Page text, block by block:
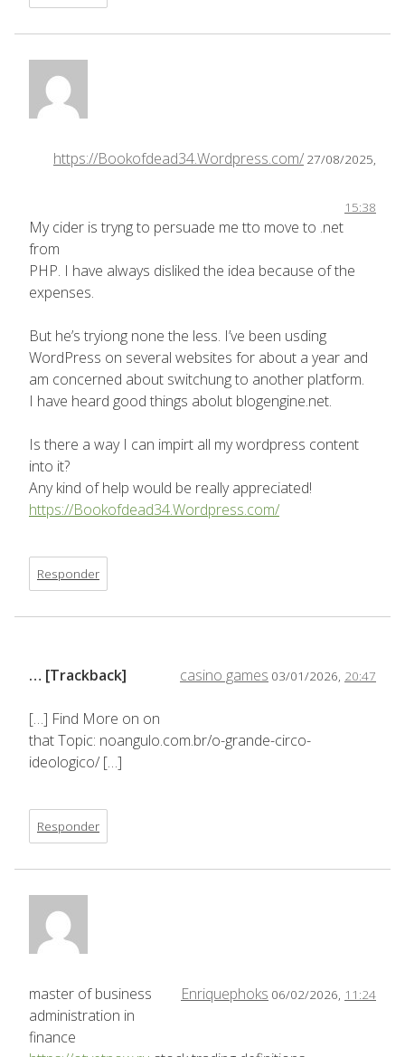
https://Bookofdead34.Wordpress.com/ 27/08/2025,
15:38
My cider is tryng to persuade me tto move to .net
from
PHP. I have always disliked the idea because of the
expenses.
But he’s tryiong none the less. I’ve been usding
WordPress on several websites for about a year and
am concerned about switchung to another platform.
I have heard good things abolut blogengine.net.
Is there a way I can impirt all my wordpress content
into it?
Any kind of help would be really appreciated!
https://Bookofdead34.Wordpress.com/
Responder
casino games 03/01/2026, 20:47
… [Trackback]
[…] Find More on on
that Topic: noangulo.com.br/o-grande-circo-
ideologico/ […]
Responder
Enriquephoks 06/02/2026, 11:24
master of business
administration in
finance